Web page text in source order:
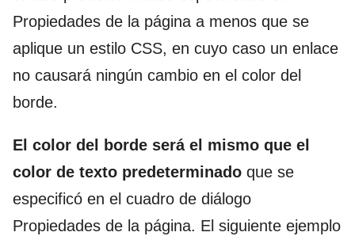
Propiedades de la página a menos que se
aplique un estilo CSS, en cuyo caso un enlace
no causará ningún cambio en el color del
borde.
El color del borde será el mismo que el
color de texto predeterminado que se
especificó en el cuadro de diálogo
Propiedades de la página. El siguiente ejemplo